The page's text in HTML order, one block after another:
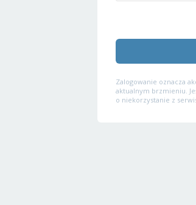
Zalogowanie oznacza
aktualnym brzmieniu.
o niekorzystanie z